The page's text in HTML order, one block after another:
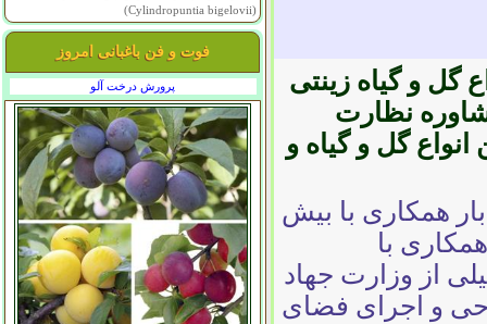
(Cylindropuntia bigelovii)
فوت و فن باغبانی امروز
پرورش درخت آلو
گل و گیاه زینتی
نظارت
گل و گیاه و
همکاری با بیش
با
از وزارت جهاد
و اجرای فضای